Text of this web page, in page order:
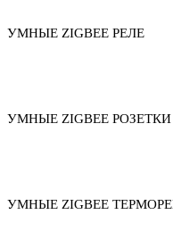
УМНЫЕ ZIGBEE РЕЛЕ
УМНЫЕ ZIGBEE
УМНЫЕ ZIGBEE